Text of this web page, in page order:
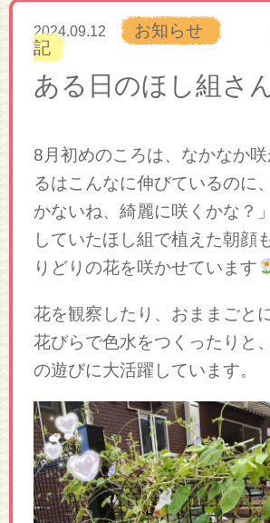
2024.09.12 お知らせ
記
ある日のほし組さ
8月初めのころは、なかなか
るはこんなに伸びているのに
かないね、綺麗に咲くかな？
していたほし組で植えた朝顔
りどりの花を咲かせています
花を観察したり、おままごと
花びらで色水をつくったりと
の遊びに大活躍しています。